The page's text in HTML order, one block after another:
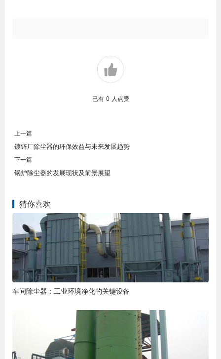
已有 0 人点赞
上一篇
镀锌厂除尘器的环保效益与未来发展趋势
下一篇
锅炉除尘器的发展现状及前景展望
猜你喜欢
车间除尘器：工业环境净化的关键设备